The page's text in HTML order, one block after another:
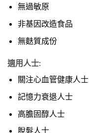
無過敏原
非基因改造食品
無麩質成份
適用人士:
關注心血管健康人士
記憶力衰退人士
高膽固醇人士
脫髮人士